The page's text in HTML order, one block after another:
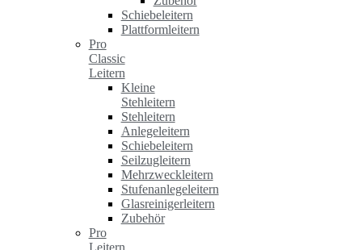
Schiebeleitern
Plattformleitern
Pro
Classic
Leitern
Kleine
Stehleitern
Stehleitern
Anlegeleitern
Schiebeleitern
Seilzugleitern
Mehrzweckleitern
Stufenanlegeleitern
Glasreinigerleitern
Zubehör
Pro
Leitern